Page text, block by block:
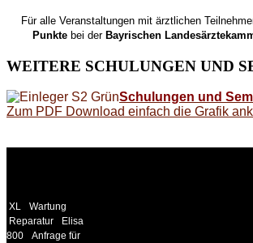
Für alle Veranstaltungen mit ärztlichen
Punkte bei derBayrischen
WEITERE SCHULUNGEN UND
Schulungen und
Zum PDF Download einfach die Grafik
XL
Wartung
Reparatur
Elisa
800
Anfrage für